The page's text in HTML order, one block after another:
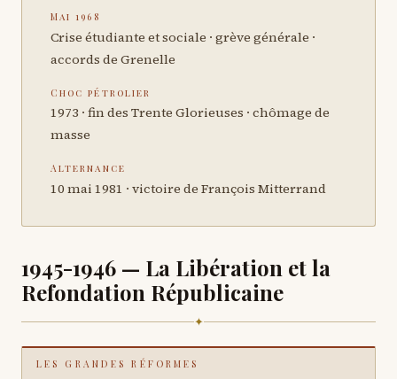
Mai 1968
Crise étudiante et sociale · grève générale ·
accords de Grenelle
Choc pétrolier
1973 · fin des Trente Glorieuses · chômage de
masse
Alternance
10 mai 1981 · victoire de François Mitterrand
1945-1946 — La Libération et la
Refondation Républicaine
✦
LES GRANDES RÉFORMES